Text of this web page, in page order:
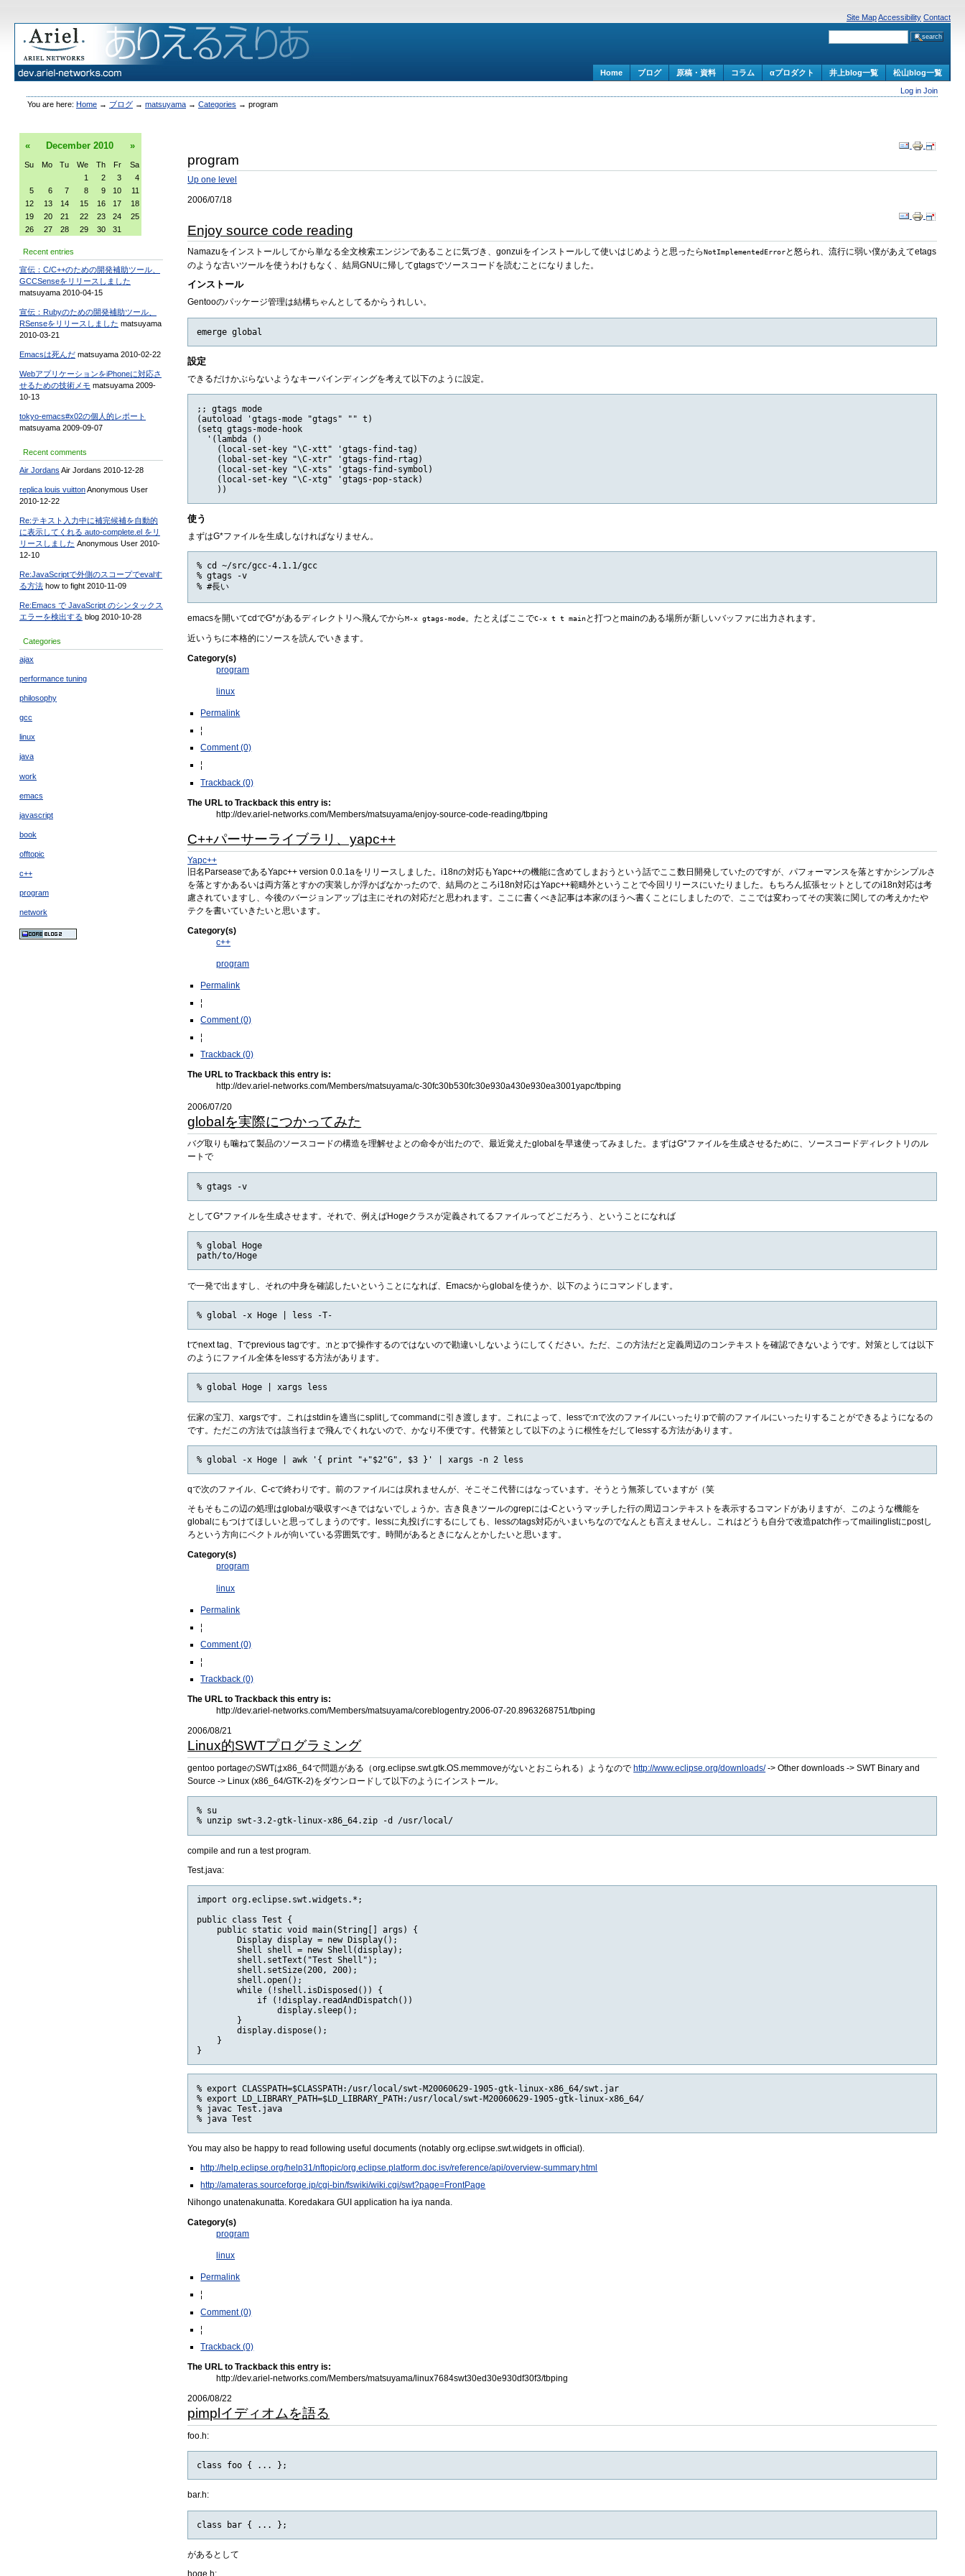
Site MapAccessibility Contact
Home ブログ 原稿・資料 コラム αプロダクト 井上blog一覧 松山blog一覧
Log in Join
You are here: Home → ブログ → matsuyama → Categories → program
« December 2010 »
Su Mo Tu We Th Fr
Sa
1
2 3
4
5
6 7 8 9 10
11
12
13 14 15 16 17
18
19
20 21 22 23 24
25
26
27 28 29 30 31
Recent entries
宣伝：C/C++のための開発補助ツール、
GCCSenseをリリースしました
matsuyama 2010-04-15
宣伝：Rubyのための開発補助ツール、
RSenseをリリースしました matsuyama
2010-03-21
Emacsは死んだ matsuyama 2010-02-22
WebアプリケーションをiPhoneに対応さ
せるための技術メモ matsuyama 2009-
10-13
tokyo-emacs#x02の個人的レポート
matsuyama 2009-09-07
Recent comments
Air Jordans Air Jordans 2010-12-28
replica louis vuittonAnonymous User
2010-12-22
Re:テキスト入力中に補完候補を自動的
に表示してくれる auto-complete.el をリ
リースしました Anonymous User 2010-
12-10
Re:JavaScriptで外側のスコープでevalす
る方法 how to fight 2010-11-09
Re:Emacs で JavaScript のシンタックス
エラーを検出する blog 2010-10-28
Categories
ajax
performance tuning
philosophy
gcc
linux
java
work
emacs
javascript
book
offtopic
c++
program
network
program
Up one level
2006/07/18
Enjoy source code reading
Namazuをインストールしてから単なる全文検索エンジンであることに気づき、gonzuiをインストールして使いはじめようと思ったらNotImplementedErrorと怒られ、流行に弱い僕があえてetags
のような古いツールを使うわけもなく、結局GNUに帰してgtagsでソースコードを読むことになりました。
インストール
Gentooのパッケージ管理は結構ちゃんとしてるからうれしい。
設定
できるだけかぶらないようなキーバインディングを考えて以下のように設定。
;; gtags mode
(autoload 'gtags-mode "gtags" "" t)
(setq gtags-mode-hook
  '(lambda ()
    (local-set-key "\C-xtt" 'gtags-find-tag)
    (lobal-set-key "\C-xtr" 'gtags-find-rtag)
    (local-set-key "\C-xts" 'gtags-find-symbol)
    (local-set-key "\C-xtg" 'gtags-pop-stack)
使う
まずはG*ファイルを生成しなければなりません。
% cd ~/src/gcc-4.1.1/gcc
% gtags -v
emacsを開いてcdでG*があるディレクトリへ飛んでからM-x gtags-mode。たとえばここでC-x t t mainと打つとmainのある場所が新しいバッファに出力されます。
近いうちに本格的にソースを読んでいきます。
Category(s)
program
linux
Permalink
¦
Comment (0)
¦
Trackback (0)
The URL to Trackback this entry is:
http://dev.ariel-networks.com/Members/matsuyama/enjoy-source-code-reading/tbping
C++パーサーライブラリ、yapc++
Yapc++
旧名ParseaseであるYapc++ version 0.0.1aをリリースしました。i18nの対応もYapc++の機能に含めてしまおうという話でここ数日開発していたのですが、パフォーマンスを落とすかシンプルさ
を落とすかあるいは両方落とすかの実装しか浮かばなかったので、結局のところi18n対応はYapc++範疇外ということで今回リリースにいたりました。もちろん拡張セットとしてのi18n対応は考
慮されていますし、今後のバージョンアップは主にそれの対応だと思われます。ここに書くべき記事は本家のほうへ書くことにしましたので、ここでは変わってその実装に関しての考えかたや
テクを書いていきたいと思います。
Category(s)
c++
program
Permalink
¦
Comment (0)
¦
Trackback (0)
The URL to Trackback this entry is:
http://dev.ariel-networks.com/Members/matsuyama/c-30fc30b530fc30e930a430e930ea3001yapc/tbping
2006/07/20
globalを実際につかってみた
バグ取りも噛ねて製品のソースコードの構造を理解せよとの命令が出たので、最近覚えたglobalを早速使ってみました。まずはG*ファイルを生成させるために、ソースコードディレクトリのル
ートで
としてG*ファイルを生成させます。それで、例えばHogeクラスが定義されてるファイルってどこだろう、ということになれば
% global Hoge
で一発で出ますし、それの中身を確認したいということになれば、Emacsからglobalを使うか、以下のようにコマンドします。
tでnext tag、Tでprevious tagです。:nと:pで操作するのではないので勘違いしないようにしてください。ただ、この方法だと定義周辺のコンテキストを確認できないようです。対策としては以下
のようにファイル全体をlessする方法があります。
伝家の宝刀、xargsです。これはstdinを適当にsplitしてcommandに引き渡します。これによって、lessで:nで次のファイルにいったり:pで前のファイルにいったりすることができるようになるの
です。ただこの方法では該当行まで飛んでくれないので、かなり不便です。代替策として以下のように根性をだしてlessする方法があります。
qで次のファイル、C-cで終わりです。前のファイルには戻れませんが、そこそこ代替にはなっています。そうとう無茶していますが（笑
そもそもこの辺の処理はglobalが吸収すべきではないでしょうか。古き良きツールのgrepには-Cというマッチした行の周辺コンテキストを表示するコマンドがありますが、このような機能を
globalにもつけてほしいと思ってしまうのです。lessに丸投げにするにしても、lessのtags対応がいまいちなのでなんとも言えませんし。これはどうも自分で改造patch作ってmailinglistにpostし
ろという方向にベクトルが向いている雰囲気です。時間があるときになんとかしたいと思います。
Category(s)
program
linux
Permalink
¦
Comment (0)
¦
Trackback (0)
The URL to Trackback this entry is:
http://dev.ariel-networks.com/Members/matsuyama/coreblogentry.2006-07-20.8963268751/tbping
2006/08/21
Linux的SWTプログラミング
gentoo portageのSWTはx86_64で問題がある（org.eclipse.swt.gtk.OS.memmoveがないとおこられる）ようなので http://www.eclipse.org/downloads/-> Other downloads -> SWT Binary and
Source -> Linux (x86_64/GTK-2)をダウンロードして以下のようにインストール。
% su
compile and run a test program.
Test.java:
import org.eclipse.swt.widgets.*;
public class Test {
    public static void main(String[] args) {
        Display display = new Display();
        Shell shell = new Shell(display);
        shell.setText("Test Shell");
        shell.setSize(200, 200);
        shell.open();
        while (!shell.isDisposed()) {
            if (!display.readAndDispatch())
                display.sleep();
        }
        display.dispose();
    }
% export CLASSPATH=$CLASSPATH:/usr/local/swt-M20060629-1905-gtk-linux-x86_64/swt.jar
% export LD_LIBRARY_PATH=$LD_LIBRARY_PATH:/usr/local/swt-M20060629-1905-gtk-linux-x86_64/
% javac Test.java
You may also be happy to read following useful documents (notably org.eclipse.swt.widgets in official).
http://help.eclipse.org/help31/nftopic/org.eclipse.platform.doc.isv/reference/api/overview-summary.html
http://amateras.sourceforge.jp/cgi-bin/fswiki/wiki.cgi/swt?page=FrontPage
Nihongo unatenakunatta. Koredakara GUI application ha iya nanda.
Category(s)
program
linux
Permalink
¦
Comment (0)
¦
Trackback (0)
The URL to Trackback this entry is:
http://dev.ariel-networks.com/Members/matsuyama/linux7684swt30ed30e930df30f3/tbping
2006/08/22
pimplイディオムを語る
foo.h:
bar.h:
があるとして
hoge.h: